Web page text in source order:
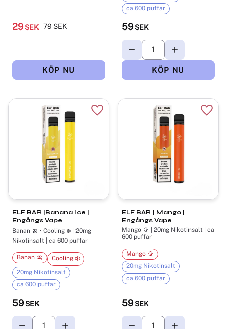
29 SEK 79SEK 59 SEK
ca 600 puffar
ELF BAR |Banana Ice |
Engångs Vape
Banan 🍌 • Cooling ❄️ | 20mg
Nikotinsalt | ca 600 puffar
59 SEK
Banan 🍌
Cooling ❄️
20mg Nikotinsalt
ca 600 puffar
Lägg till i favoriter
ELF BAR | Mango |
Engångs Vape
Mango 🥭 | 20mg Nikotinsalt | ca
600 puffar
59 SEK
Mango 🥭
20mg Nikotinsalt
ca 600 puffar